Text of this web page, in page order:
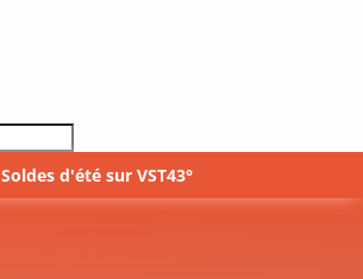
Soldes d'été sur VST43°